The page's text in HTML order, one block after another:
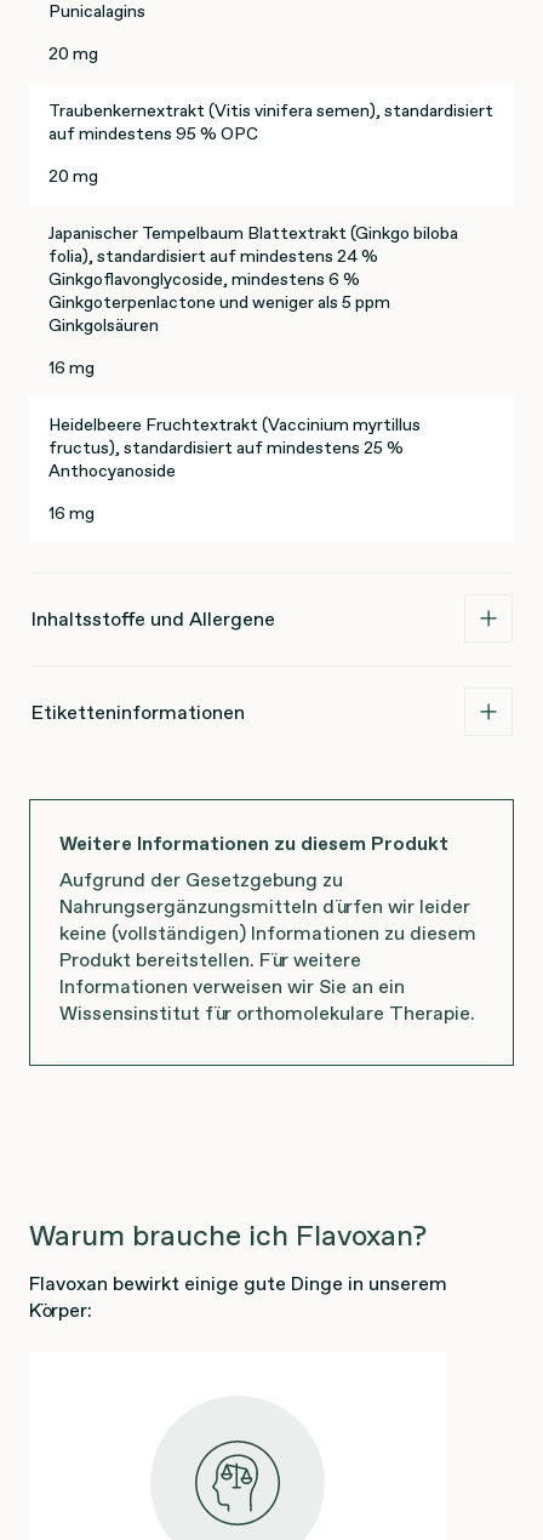
Punicalagins
20 mg
Traubenkernextrakt (Vitis vinifera semen), standardisiert
auf mindestens 95 % OPC
20 mg
Japanischer Tempelbaum Blattextrakt (Ginkgo biloba
folia), standardisiert auf mindestens 24 %
Ginkgoflavonglycoside, mindestens 6 %
Ginkgoterpenlactone und weniger als 5 ppm
Ginkgolsäuren
16 mg
Heidelbeere Fruchtextrakt (Vaccinium myrtillus
fructus), standardisiert auf mindestens 25 %
Anthocyanoside
16 mg
Inhaltsstoffe und Allergene
Etiketteninformationen
Weitere Informationen zu diesem Produkt
Aufgrund der Gesetzgebung zu
Nahrungsergänzungsmitteln dürfen wir leider
keine (vollständigen) Informationen zu diesem
Produkt bereitstellen. Für weitere
Informationen verweisen wir Sie an ein
Wissensinstitut für orthomolekulare Therapie.
Warum brauche ich Flavoxan?
Flavoxan bewirkt einige gute Dinge in unserem
Körper: